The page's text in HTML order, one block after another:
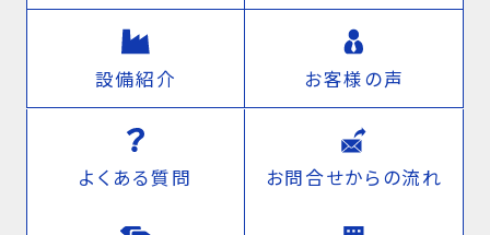
設備紹介 お客様の声
よくある質問 お問合せからの流れ